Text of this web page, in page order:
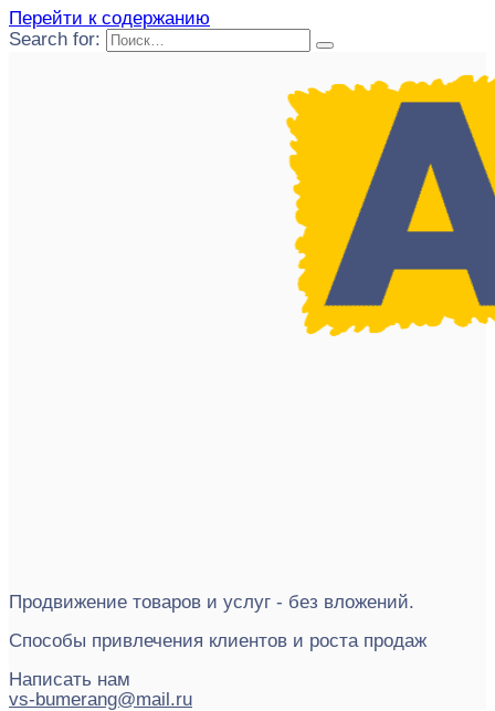
Перейти к содержанию
Search for:
Продвижение товаров и услуг - без вложений.
Способы привлечения клиентов и роста продаж
Написать нам
vs-bumerang@mail.ru